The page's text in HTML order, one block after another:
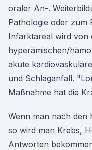
oraler An-.
Pathologie oder zum
Infarktareal wird von
hyperämischen/
akute
und Schlaganfall.
Maßnahme hat die
Wenn man nach den
so wird man Krebs,
Antworten